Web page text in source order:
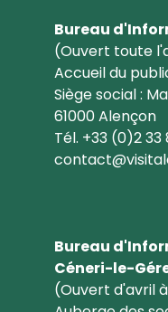
Bureau
(Ouvert toute
Accueil du
Siège social :
61000 Alençon
Tél. +33 (0)2 33
Bureau
Céneri-le-
(Ouvert d'avril